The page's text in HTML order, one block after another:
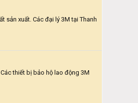
sản xuất. Các đại lý 3M tại Thanh
thiết bị bảo hộ lao động 3M